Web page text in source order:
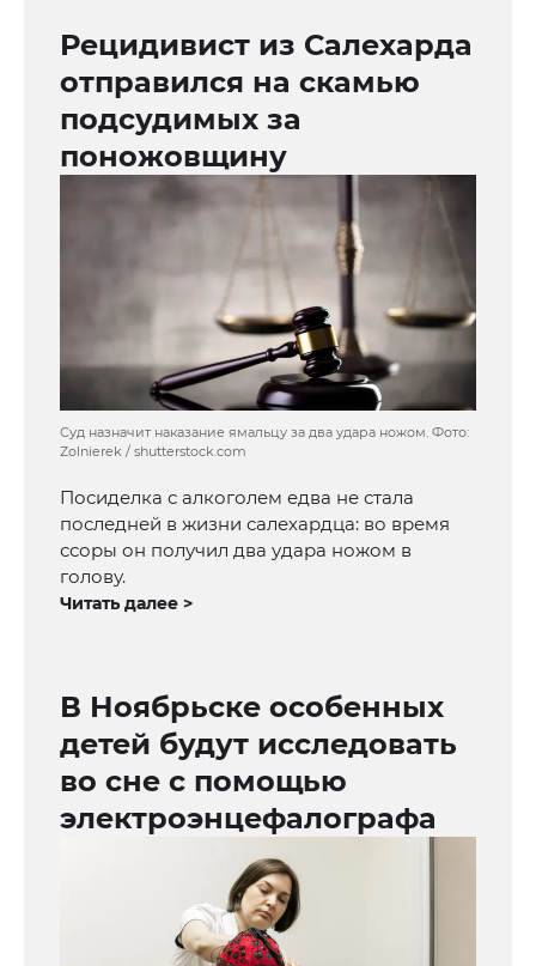
Рецидивист из Салехарда
отправился на скамью
подсудимых за
поножовщину
Суд назначит наказание ямальцу за два удара ножом. Фото:
Zolnierek / shutterstock.com
Посиделка с алкоголем едва не стала
последней в жизни салехардца: во время
ссоры он получил два удара ножом в
голову.
Читать далее >
В Ноябрьске особенных
детей будут исследовать
во сне с помощью
электроэнцефалографа